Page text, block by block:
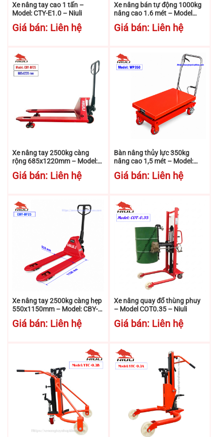
Xe nâng tay cao 1 tấn –
Model: CTY-E1.0 – Niuli
Giá bán: Liên hệ
Xe nâng bán tự động 1000kg
nâng cao 1.6 mét – Model
CTD1016 – Niuli
Giá bán: Liên hệ
Xe nâng tay 2500kg càng
rộng 685x1220mm – Model:
CBY-BF25 – Niuli
Giá bán: Liên hệ
Bàn nâng thủy lực 350kg
nâng cao 1,5 mét – Model:
WP350 – Niuli
Giá bán: Liên hệ
Xe nâng tay 2500kg càng hẹp
550x1150mm – Model: CBY-
BF25 – Niuli
Giá bán: Liên hệ
Xe nâng quay đổ thùng phuy
– Model COT0.35 – Niuli
Giá bán: Liên hệ